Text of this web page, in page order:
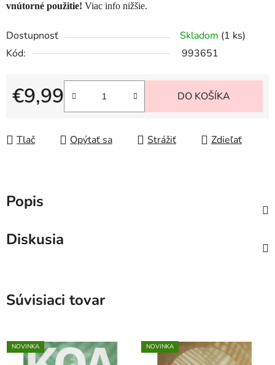
vnútorné použitie! Viac info nižšie.
Dostupnosť Skladom (1 ks)
Kód:
993651
€9,99
Jednotková cena:
DO KOŠÍKA
Tlač Opýtať sa Strážiť Zdieľať
Popis
Diskusia
Súvisiaci tovar
NOVINKA NOVINKA